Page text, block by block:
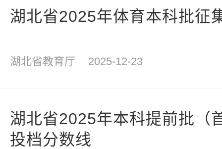
湖北省2025年体育本科批征
湖北省教育厅 2025-12-23
湖北省2025年本科提前批（
投档分数线